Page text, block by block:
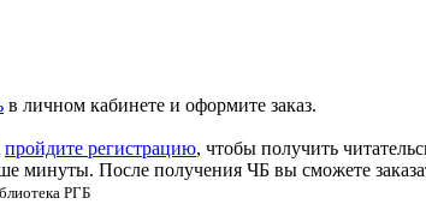
в личном кабинете и оформите заказ.
пройдите регистрацию, чтобы получить
минуты. После получения ЧБ вы сможете
РГБ